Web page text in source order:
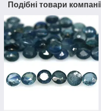
Подібні товари